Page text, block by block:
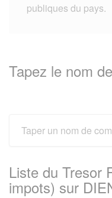
publiques du pays.
Tapez le nom
Liste du Tresor
impots) sur